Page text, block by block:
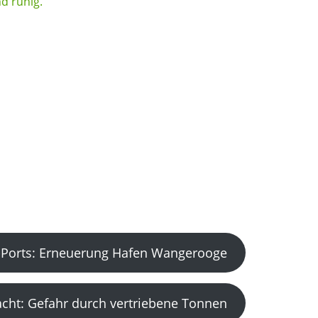
Erneuerung Hafen Wangerooge
Gefahr durch vertriebene Tonnen